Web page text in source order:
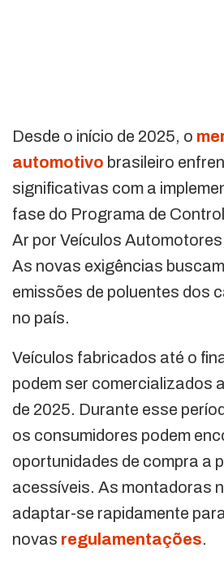
Desde o início de 2025, o
automotivo brasileiro
significativas com a
fase do Programa de
Ar por Veículos
As novas exigências
emissões de poluentes dos
no país.
Veículos fabricados até o
podem ser comercializados
de 2025. Durante esse
os consumidores podem
oportunidades de compra a
acessíveis. As montadoras
adaptar-se rapidamente
novas regulamentações.